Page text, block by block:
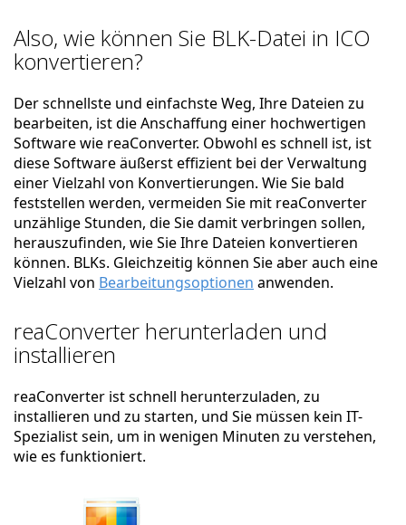
Also, wie können Sie BLK-Datei in ICO
konvertieren?
Der schnellste und einfachste Weg, Ihre Dateien zu
bearbeiten, ist die Anschaffung einer hochwertigen
Software wie reaConverter. Obwohl es schnell ist, ist
diese Software äußerst effizient bei der Verwaltung
einer Vielzahl von Konvertierungen. Wie Sie bald
feststellen werden, vermeiden Sie mit reaConverter
unzählige Stunden, die Sie damit verbringen sollen,
herauszufinden, wie Sie Ihre Dateien konvertieren
können. BLKs. Gleichzeitig können Sie aber auch eine
Vielzahl von Bearbeitungsoptionen anwenden.
reaConverter herunterladen und
installieren
reaConverter ist schnell herunterzuladen, zu
installieren und zu starten, und Sie müssen kein IT-
Spezialist sein, um in wenigen Minuten zu verstehen,
wie es funktioniert.